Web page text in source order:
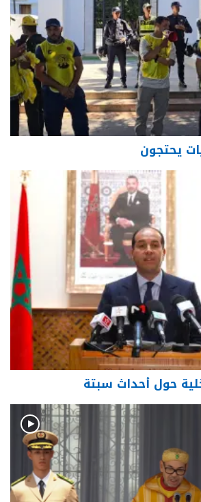
يحتجون
حول أحداث سبتة